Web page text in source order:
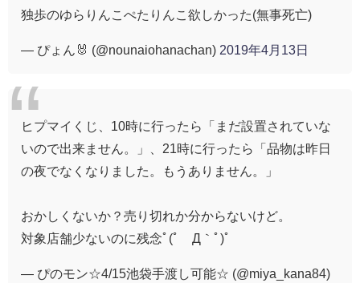
独歩のゆらりんこぺたりんこ欲しかった(無事死亡)
— ぴょん🐰 (@nounaiohanachan) 2019年4月13日
ヒプマイくじ、10時に行ったら「まだ設置されていな
いので出来ません。」、21時に行ったら「品物は昨日
の夜でなくなりました。もうありません。」
おかしくないか？売り切れか分からないけど。
対象店舗少ないのに残念ﾟ(ﾟ´Д｀ﾟ)ﾟ
— ぴのモン☆4/15池袋手渡し可能☆ (@miya_kana84)